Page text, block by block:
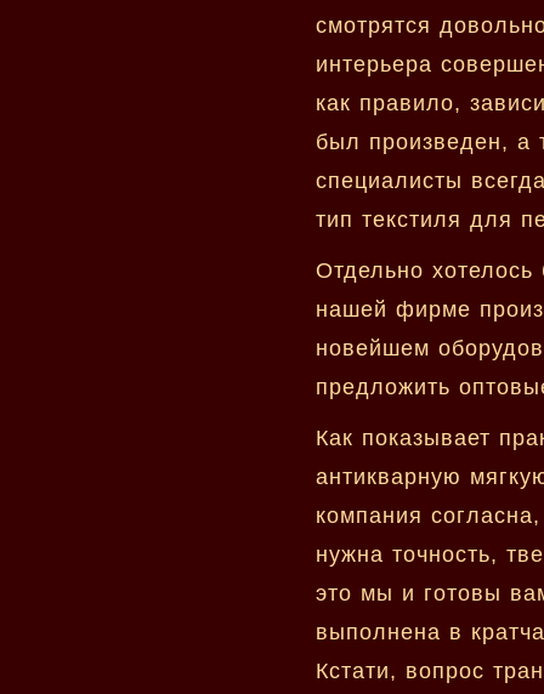
смотрятся
интерьера
как правило,
был произведен, а
специалисты
тип текстиля для
Отдельно
нашей фирме
новейшем
предложить
Как показывает
антикварную
компания
нужна точность,
это мы и готовы
выполнена в
Кстати, вопрос